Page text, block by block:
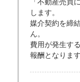
「不動産売買
します。
媒介契約を締
ん。
費用が発生す
報酬となります